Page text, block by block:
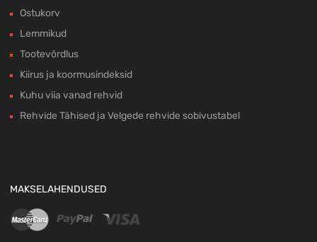
Ostukorv
Lemmikud
Tootevõrdlus
Kiirus ja koormusindeksid
Kuhu viia vanad rehvid
Rehvide Tähised ja Velgede rehvide sobivustabel
MAKSELAHENDUSED